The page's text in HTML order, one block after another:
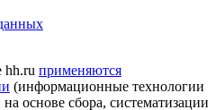
hh.ru применяются
(информационные технологии
основе сбора, систематизации